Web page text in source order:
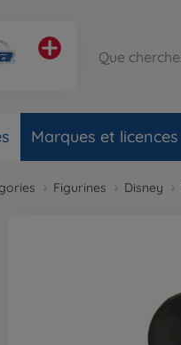
Marques et licences
Figurines Disney